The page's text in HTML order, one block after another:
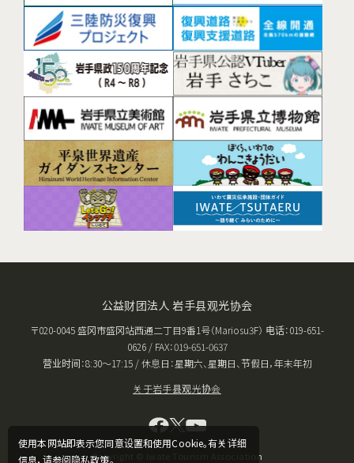
使用本网站即表示您同意设置和使用Cookie。有关详细
信息，请参阅隐私政策。
公益财团法人 岩手县观光协会
〒020-0045 盛冈市盛冈站西通二丁目9番1号（Mariosu3F） 电话：019-651-
0626 / FAX：019-651-0637
营业时间：8:30〜17:15 / 休息日：星期六、星期日、节假日，年末年初
关于岩手县观光协会
Copyright © Iwate Tourism Association